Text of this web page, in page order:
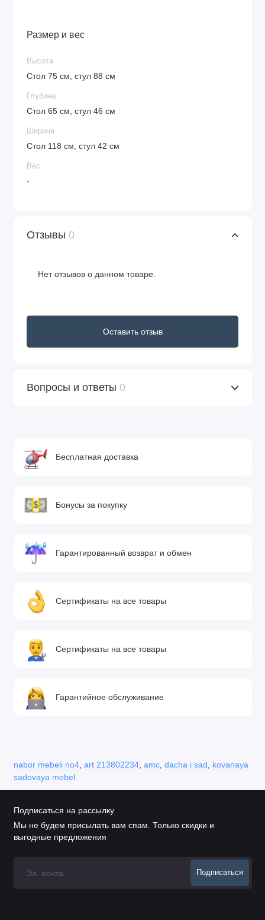
Размер и вес
Высота
Стол 75 см, стул 88 см
Глубина
Стол 65 см, стул 46 см
Ширина
Стол 118 см, стул 42 см
Вес
-
Отзывы 0
Нет отзывов о данном товаре.
Оставить отзыв
Вопросы и ответы 0
Бесплатная доставка
Бонусы за покупку
Гарантированный возврат и обмен
Сертификаты на все товары
Сертификаты на все товары
Гарантийное обслуживание
nabor mebeli no4, art 213802234, amc, dacha i sad, kovanaya
sadovaya mebel
Подписаться на рассылку
Мы не будем присылать вам спам. Только скидки и
выгодные предложения
Подписаться